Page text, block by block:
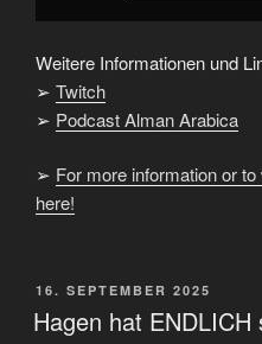
Weitere Informationen und
➢ Twitch
➢ Podcast Alman Arabica
➢ For more information or
here!
VERÖFFENTLICHT
AM
16. SEPTEMBER 2025
Hagen hat